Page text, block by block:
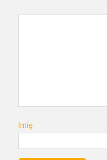
Imię